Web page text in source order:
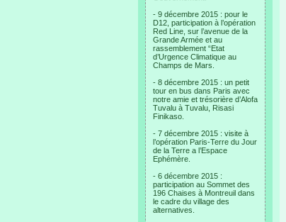
- 9 décembre 2015 : pour le
D12, participation à l’opération
Red Line, sur l’avenue de la
Grande Armée et au
rassemblement “Etat
d’Urgence Climatique au
Champs de Mars.
- 8 décembre 2015 : un petit
tour en bus dans Paris avec
notre amie et trésorière d’Alofa
Tuvalu à Tuvalu, Risasi
Finikaso.
- 7 décembre 2015 : visite à
l’opération Paris-Terre du Jour
de la Terre a l’Espace
Ephémère.
- 6 décembre 2015 :
participation au Sommet des
196 Chaises à Montreuil dans
le cadre du village des
alternatives.